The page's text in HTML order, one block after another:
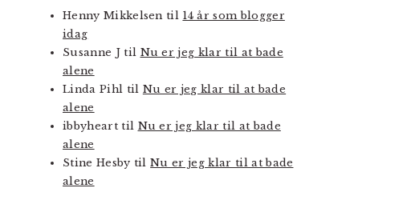
Henny Mikkelsen til 14 år som blogger
idag
Susanne Jtil Nu er jeg klar til at bade
alene
Linda Pihl til Nu er jeg klar til at bade
alene
ibbyhearttil Nu er jeg klar til at bade
alene
Stine Hesby tilNu er jeg klar til at bade
alene